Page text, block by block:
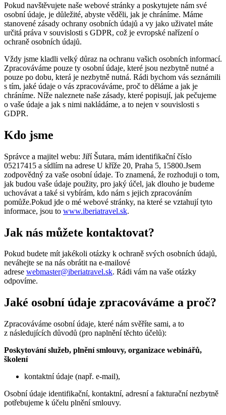
Pokud navštěvujete naše webové stránky a poskytujete nám své
osobní údaje, je důležité, abyste věděli, jak je chráníme. Máme
stanovené zásady ochrany osobních údajů a vy jako uživatel máte
určitá práva v souvislosti s GDPR, což je evropské nařízení o
ochraně osobních údajů.
Vždy jsme kladli velký důraz na ochranu vašich osobních informací.
Zpracováváme pouze ty osobní údaje, které jsou nezbytně nutné a
pouze po dobu, která je nezbytně nutná. Rádi bychom vás seznámili
s tím, jaké údaje o vás zpracováváme, proč to děláme a jak je
chráníme. Níže naleznete naše zásady, které popisují, jak pečujeme
o vaše údaje a jak s nimi nakládáme, a to nejen v souvislosti s
GDPR.
Kdo jsme
Správce a majitel webu: Jiří Šutara, mám identifikační číslo
05217415 a sídlím na adrese U kříže 20, Praha 5, 15800.Jsem
zodpovědný za vaše osobní údaje. To znamená, že rozhoduji o tom,
jak budou vaše údaje použity, pro jaký účel, jak dlouho je budeme
uchovávat a také si vybírám, kdo nám s jejich zpracováním
pomůže.Pokud jde o mé webové stránky, na které se vztahují tyto
informace, jsou to www.iberiatravel.sk.
Jak nás můžete kontaktovat?
Pokud budete mít jakékoli otázky k ochraně svých osobních údajů,
neváhejte se na nás obrátit na e-mailové
adrese webmaster@iberiatravel.sk. Rádi vám na vaše otázky
odpovíme.
Jaké osobní údaje zpracováváme a proč?
Zpracováváme osobní údaje, které nám svěříte sami, a to
z následujících důvodů (pro naplnění těchto účelů):
Poskytování služeb, plnění smlouvy, organizace webinářů,
školení
kontaktní údaje (např. e-mail),
Osobní údaje identifikační, kontaktní, adresní a fakturační nezbytně
potřebujeme k účelu plnění smlouvy.